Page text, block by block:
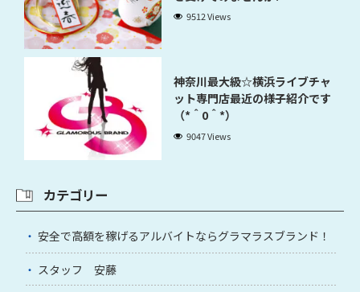
9512 Views
神奈川最大級☆横浜ライブチャ
ット専門店最近の様子紹介です
（*＾0＾*）
9047 Views
カテゴリー
安全で高額を稼げるアルバイトならグラマラスブランド！
スタッフ 安藤